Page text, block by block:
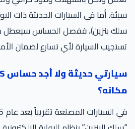
سيئة. أما في السيارات الحديثة ذات
سلك بنزين)، ففصل الحساس سيعطل
تستجيب السيارة لأي تسارع لضمان
مكانه؟